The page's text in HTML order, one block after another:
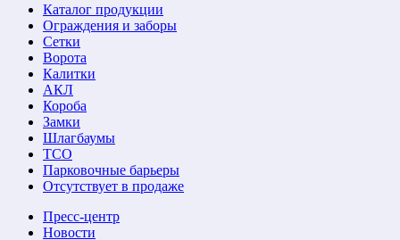
Каталог продукции
Ограждения и заборы
Сетки
Ворота
Калитки
АКЛ
Короба
Замки
Шлагбаумы
ТСО
Парковочные барьеры
Отсутствует в продаже
Пресс-центр
Новости